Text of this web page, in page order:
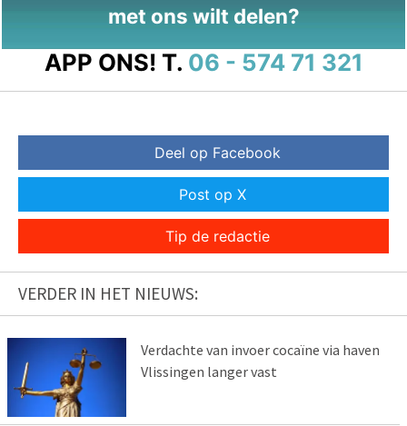
met ons wilt delen?
APP ONS! T. 06 - 574 71 321
Deel op Facebook
Post op X
Tip de redactie
VERDER IN HET NIEUWS:
Verdachte van invoer cocaïne via haven
Vlissingen langer vast